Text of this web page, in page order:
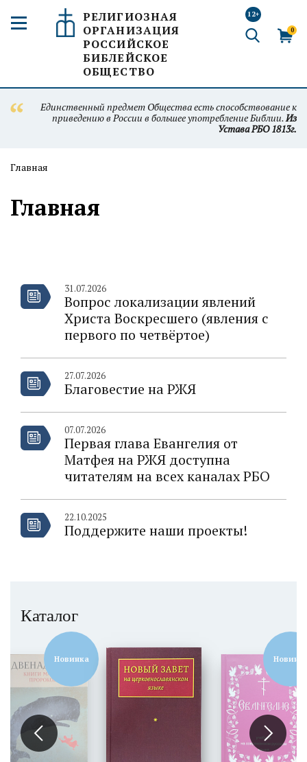
РЕЛИГИОЗНАЯ
ОРГАНИЗАЦИЯ
РОССИЙСКОЕ
БИБЛЕЙСКОЕ
ОБЩЕСТВО
12+
0
Единственный предмет Общества есть способствование к
приведению в России в большее употребление Библии.Из
Устава РБО 1813г.
Главная
Главная
31.07.2026
Вопрос локализации явлений
Христа Воскресшего (явления с
первого по четвёртое)
27.07.2026
Благовестие на РЖЯ
07.07.2026
Первая глава Евангелия от
Матфея на РЖЯ доступна
читателям на всех каналах РБО
22.10.2025
Поддержите наши проекты!
Каталог
Новинка